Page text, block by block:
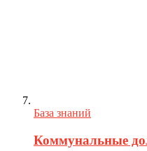
База знаний
Коммунальные